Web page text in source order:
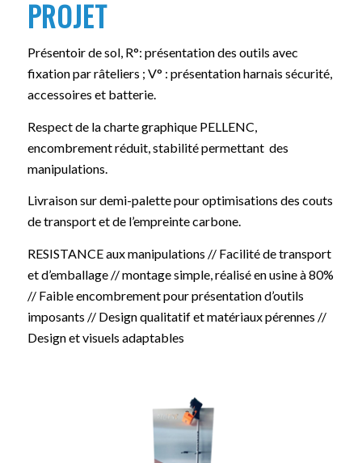
PROJET
Présentoir de sol, R°: présentation des outils avec
fixation par râteliers ; V° : présentation harnais sécurité,
accessoires et batterie.
Respect de la charte graphique PELLENC,
encombrement réduit, stabilité permettant des
manipulations.
Livraison sur demi-palette pour optimisations des couts
de transport et de l’empreinte carbone.
RESISTANCE aux manipulations // Facilité de transport
et d’emballage // montage simple, réalisé en usine à 80%
// Faible encombrement pour présentation d’outils
imposants // Design qualitatif et matériaux pérennes //
Design et visuels adaptables